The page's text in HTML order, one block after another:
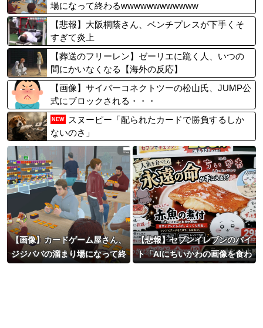
場になって終わるwwwwwwwwwwww
【悲報】大阪桐蔭さん、ベンチプレスが下手くそ
すぎて炎上
【葬送のフリーレン】ゼーリエに跪く人、いつの
間にかいなくなる【海外の反応】
【画像】サイバーコネクトツーの松山氏、JUMP公
式にブロックされる・・・
NEW
スヌーピー「配られたカードで勝負するしか
ないのさ」
【画像】カードゲーム屋さん、
ジジババの溜まり場になって終
【悲報】セブンイレブンのバイ
ト「AIにちいかわの画像を食わ